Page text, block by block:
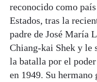
reconocido como
Estados, tras la
padre de José María
Chiang-kai Shek y le
la batalla por el
en 1949. Su